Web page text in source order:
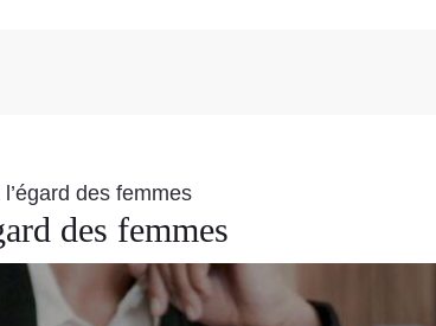
des femmes
des femmes